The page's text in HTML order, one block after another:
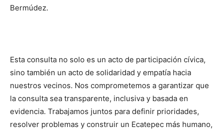
Bermúdez.
Esta consulta no solo es un acto de participación cívica,
sino también un acto de solidaridad y empatía hacia
nuestros vecinos. Nos comprometemos a garantizar que
la consulta sea transparente, inclusiva y basada en
evidencia. Trabajamos juntos para definir prioridades,
resolver problemas y construir un Ecatepec más humano,